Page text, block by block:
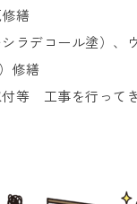
繕
ラデコール塗）、
修繕
等 工事を行ってき